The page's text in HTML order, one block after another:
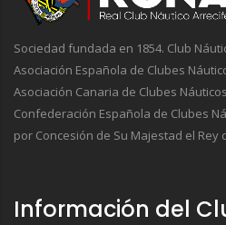
Sociedad fundada en 1854. Club
Asociación Española de Clubes
Asociación Canaria de Clubes
Confederación Española de Clubes
por Concesión de Su Majestad el Rey
Información del